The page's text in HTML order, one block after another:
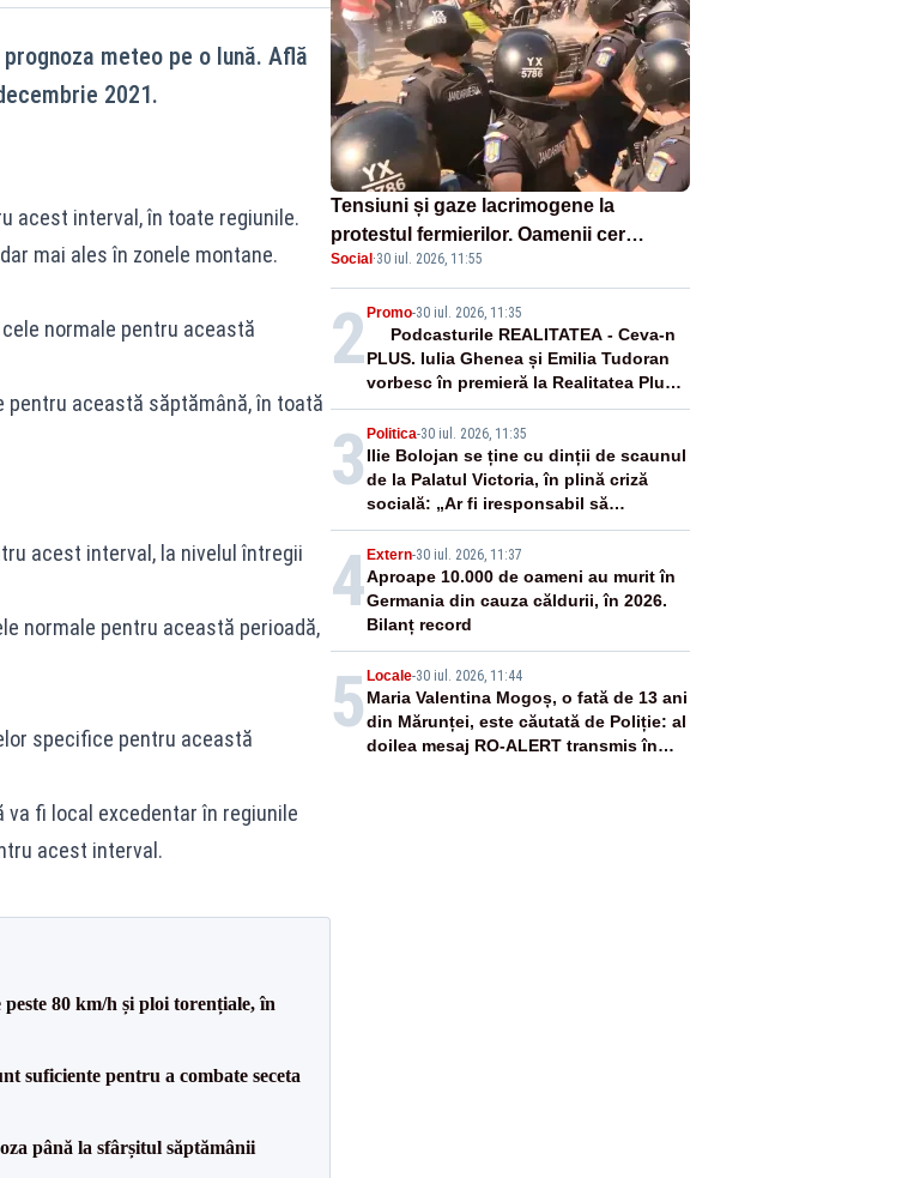
meteo pe o lună. Află
2021.
acest interval, în toate regiunile.
mai ales în zonele montane.
normale pentru această
această săptămână, în toată
acest interval, la nivelul întregii
normale pentru această perioadă,
specifice pentru această
fi local excedentar în regiunile
acest interval.
80 km/h și ploi torențiale, în
suficiente pentru a combate seceta
până la sfârșitul săptămânii
Tensiuni și gaze lacrimogene la
protestul fermierilor. Oamenii cer
demisia șefului ANSVSA și s-au mutat
în Piața Victoria– LIVE TEXT
Social·30 iul. 2026, 11:55
2Promo-30 iul. 2026, 11:35
Podcasturile REALITATEA - Ceva-n
PLUS. Iulia Ghenea și Emilia Tudoran
vorbesc în premieră la Realitatea Plus -
VIDEO
3 Politica-30 iul. 2026, 11:35
Ilie Bolojan se ține cu dinții de scaunul
de la Palatul Victoria, în plină criză
socială: „Ar fi iresponsabil să
demisionez!”
4Extern-30 iul. 2026, 11:37
Aproape 10.000 de oameni au murit în
Germania din cauza căldurii, în 2026.
Bilanț record
5 Locale-30 iul. 2026, 11:44
Maria Valentina Mogoș, o fată de 13 ani
din Mărunței, este căutată de Poliție: al
doilea mesaj RO-ALERT transmis în